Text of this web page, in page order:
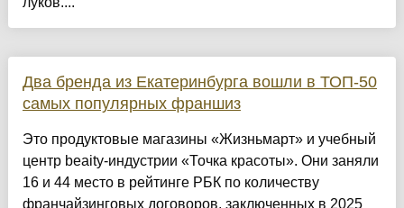
Два бренда из Екатеринбурга вошли в ТОП-50
самых популярных франшиз
Это продуктовые магазины «Жизньмарт» и учебный
центр beaity-индустрии «Точка красоты». Они заняли
16 и 44 место в рейтинге РБК по количеству
франчайзинговых договоров, заключенных в 2025